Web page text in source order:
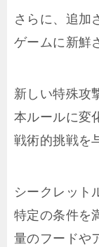
さらに、追加
ゲームに新鮮
新しい特殊攻
本ルールに変
戦術的挑戦を
シークレット
特定の条件を
量のフードや